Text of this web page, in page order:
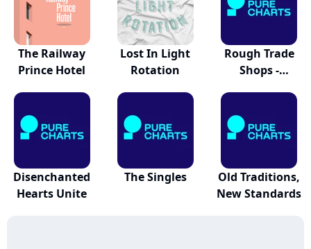
The Railway
Prince Hotel
Lost In Light
Rotation
Rough Trade
Shops -
Disenchanted
Hearts Unite
The Singles
Old Traditions,
New Standards